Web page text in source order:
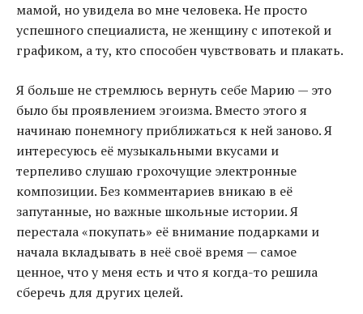
мамой, но увидела во мне человека. Не просто
успешного специалиста, не женщину с ипотекой и
графиком, а ту, кто способен чувствовать и плакать.
Я больше не стремлюсь вернуть себе Марию — это
было бы проявлением эгоизма. Вместо этого я
начинаю понемногу приближаться к ней заново. Я
интересуюсь её музыкальными вкусами и
терпеливо слушаю грохочущие электронные
композиции. Без комментариев вникаю в её
запутанные, но важные школьные истории. Я
перестала «покупать» её внимание подарками и
начала вкладывать в неё своё время — самое
ценное, что у меня есть и что я когда-то решила
сберечь для других целей.